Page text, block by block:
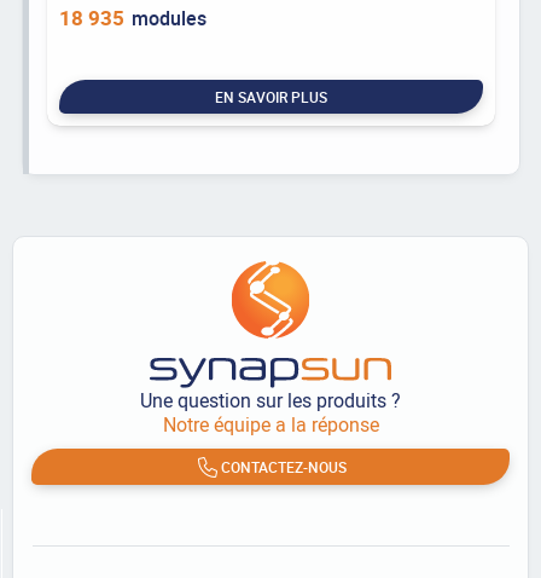
18 935 modules
EN SAVOIR PLUS
Une question sur les produits ?
Notre équipe a la réponse
CONTACTEZ-NOUS